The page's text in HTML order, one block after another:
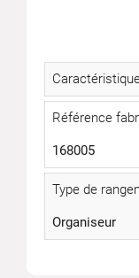
Référence
168005
Type de
Organiseur